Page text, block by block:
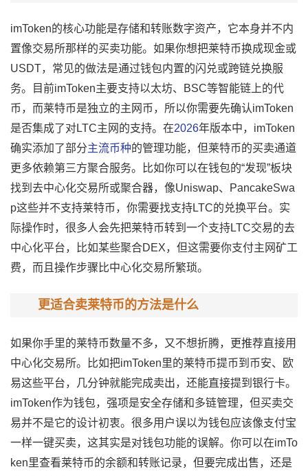
imToken的核心功能是存储和转账数字资产，它本身并不内
置像交易所那样的买卖功能。如果你想把莱特币换成现金或
USDT，常见的做法是通过钱包内置的闪兑或跨链兑换服
务。目前imToken主要支持以太坊、BSC等智能链上的代
币，而莱特币是独立的主网币，所以你需要先确认imToken
是否集成了对LTC主网的支持。在2026年版本中，imToken
确实添加了部分主流币种的管理功能，但莱特币的买卖通道
更多依赖第三方聚合服务。比如你可以在钱包的“发现”板块
找到去中心化交易所或聚合器，像Uniswap、PancakeSwa
p这些并不支持莱特币，你需要找支持LTC的兑换平台。实
际操作时，很多人会先把莱特币转到一个支持LTC交易的去
中心化平台，比如某些聚合DEX，但这需要你支付主网矿工
费，而且操作步骤比中心化交易所繁琐。
更适合卖莱特币的方法是什么
如果你手里的莱特币数量不多，又不想折腾，更推荐直接用
中心化交易所。比如把imToken里的莱特币提币到币安、欧
易这些平台，几分钟就能完成卖出，还能直接提到银行卡。
imToken作为钱包，强项是安全存储和多链管理，但买卖交
易并不是它的设计初衷。很多用户误以为钱包应该像支付宝
一样一键买卖，这其实是对钱包功能的误解。你可以在imTo
ken里查看莱特币的余额和转账记录，但要完成出售，还是